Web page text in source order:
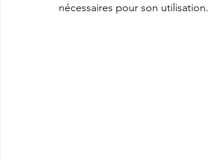
nécessaires pour son utilisation.